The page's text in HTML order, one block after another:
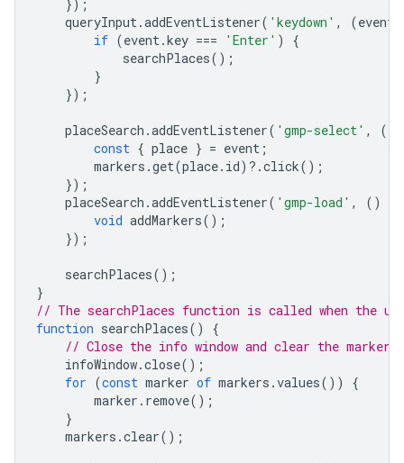
});
queryInput.addEventListener( 'keydown' , (event
if (event.key === 'Enter' )
{
searchPlaces();
}
});
placeSearch .addEventListener( 'gmp-select' , (
const { place } = event ;
markers .get(place. id) ? .click();
});
placeSearch .addEventListener( 'gmp-load' , ()
void addMarkers();
});
searchPlaces();
}
// The searchPlaces function is called when the
function searchPlaces()
{
// Close the info window and clear the markers.
infoWindow.close();
for (const marker of markers .values())
{
marker . remove();
}
markers .clear();